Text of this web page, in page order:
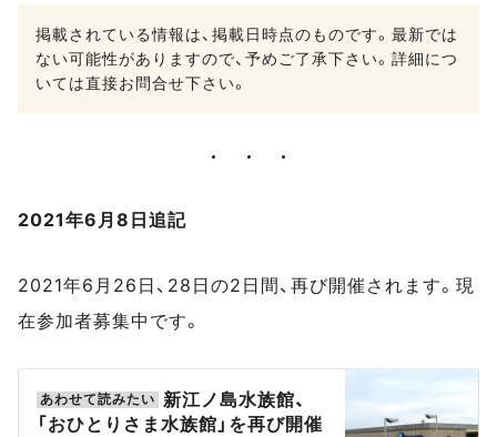
掲載されている情報は、掲載日時点のものです。最新では
ない可能性がありますので、予めご了承下さい。詳細につ
いては直接お問合せ下さい。
2021年6月8日追記
2021年6月26日、28日の2日間、再び開催されます。現
在参加者募集中です。
新江ノ島水族館、
「おひとりさま水族館」を再び開催